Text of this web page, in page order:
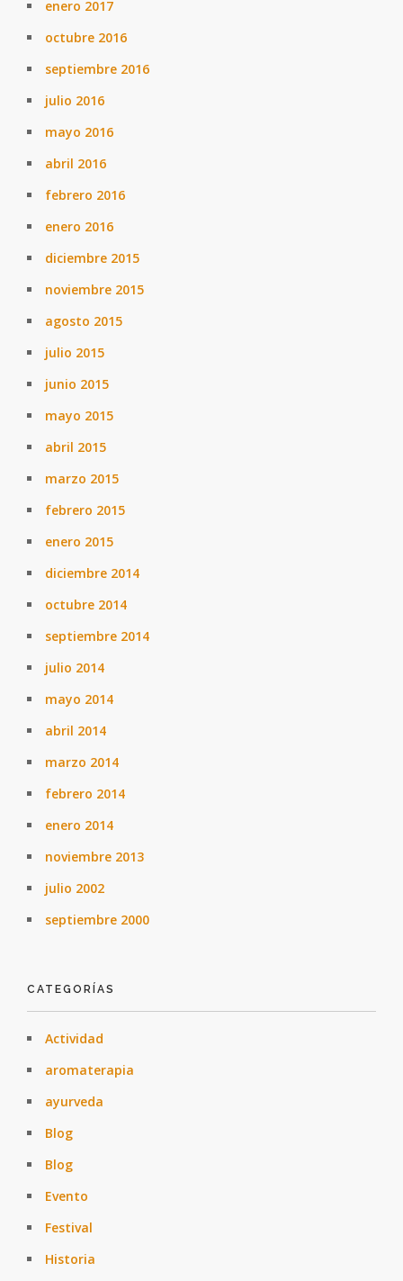
enero 2017
octubre 2016
septiembre 2016
julio 2016
mayo 2016
abril 2016
febrero 2016
enero 2016
diciembre 2015
noviembre 2015
agosto 2015
julio 2015
junio 2015
mayo 2015
abril 2015
marzo 2015
febrero 2015
enero 2015
diciembre 2014
octubre 2014
septiembre 2014
julio 2014
mayo 2014
abril 2014
marzo 2014
febrero 2014
enero 2014
noviembre 2013
julio 2002
septiembre 2000
CATEGORÍAS
Actividad
aromaterapia
ayurveda
Blog
Blog
Evento
Festival
Historia